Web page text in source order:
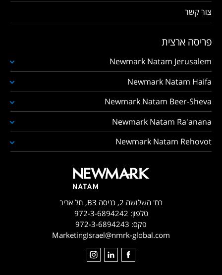
צור קשר
פריסה ארצית
Newmark Natam Jerusalem
Newmark Natam Haifa
Newmark Natam Beer-Sheva
Newmark Natam Ra'anana
Newmark Natam Rehovot
רח' השלושה 2, כניסה B3, תל אביב
טלפון: 972-3-6894242
פקס: 972-3-6894243
MarketingIsrael@nmrk-global.com